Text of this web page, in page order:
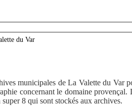
du Var
municipales de La Valette du Var
concernant le domaine
8 qui sont stockés aux archives.